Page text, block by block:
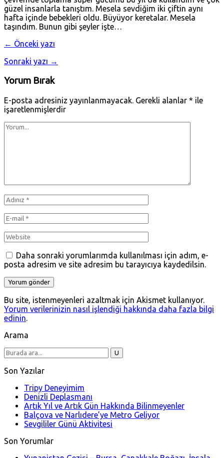
güzel insanlarla tanıştım. Mesela sevdiğim iki çiftin aynı
hafta içinde bebekleri oldu. Büyüyor keretalar. Mesela
taşındım. Bunun gibi şeyler işte…
← Önceki yazı
Sonraki yazı →
Yorum Bırak
E-posta adresiniz yayınlanmayacak. Gerekli alanlar * ile
işaretlenmişlerdir
Daha sonraki yorumlarımda kullanılması için adım, e-
posta adresim ve site adresim bu tarayıcıya kaydedilsin.
Bu site, istenmeyenleri azaltmak için Akismet kullanıyor.
Yorum verilerinizin nasıl işlendiği hakkında daha fazla bilgi
edinin.
Arama
Son Yazılar
Tripy Deneyimim
Denizli Deplasmanı
Artık Yıl ve Artık Gün Hakkında Bilinmeyenler
Balçova ve Narlıdere’ye Metro Geliyor
Sevgililer Günü Aktivitesi
Son Yorumlar